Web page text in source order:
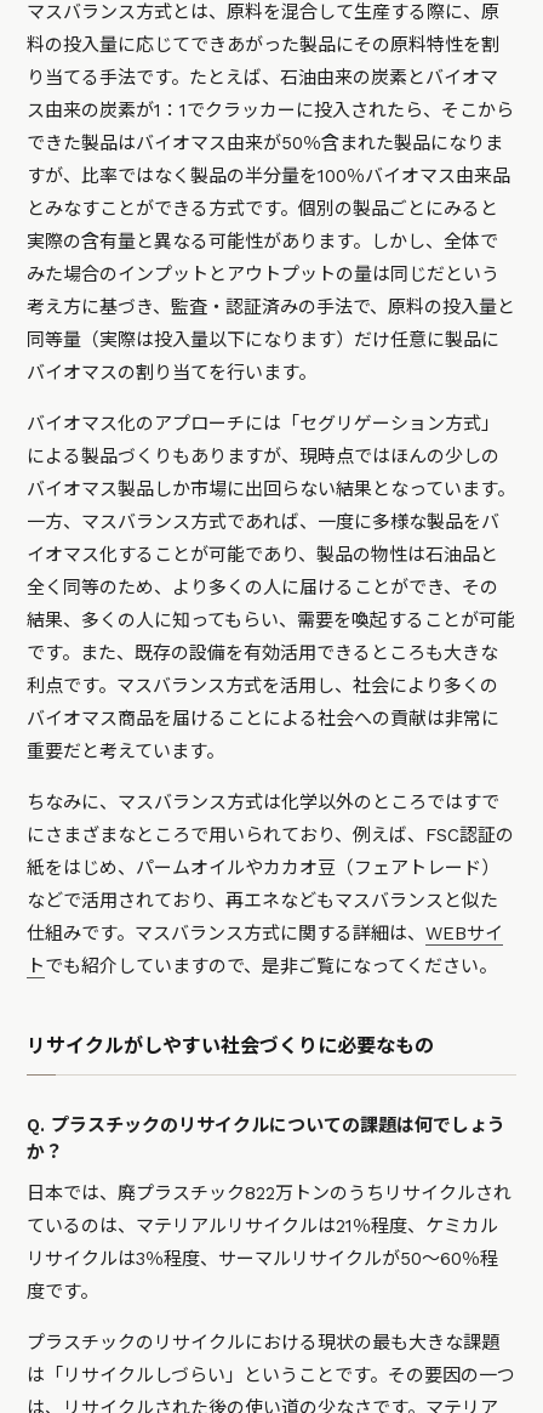
マスバランス方式とは、原料を混合して生産する際に、原
料の投入量に応じてできあがった製品にその原料特性を割
り当てる手法です。たとえば、石油由来の炭素とバイオマ
ス由来の炭素が1：1でクラッカーに投入されたら、そこから
できた製品はバイオマス由来が50％含まれた製品になりま
すが、比率ではなく製品の半分量を100％バイオマス由来品
とみなすことができる方式です。個別の製品ごとにみると
実際の含有量と異なる可能性があります。しかし、全体で
みた場合のインプットとアウトプットの量は同じだという
考え方に基づき、監査・認証済みの手法で、原料の投入量と
同等量（実際は投入量以下になります）だけ任意に製品に
バイオマスの割り当てを行います。
バイオマス化のアプローチには「セグリゲーション方式」
による製品づくりもありますが、現時点ではほんの少しの
バイオマス製品しか市場に出回らない結果となっています。
一方、マスバランス方式であれば、一度に多様な製品をバ
イオマス化することが可能であり、製品の物性は石油品と
全く同等のため、より多くの人に届けることができ、その
結果、多くの人に知ってもらい、需要を喚起することが可能
です。また、既存の設備を有効活用できるところも大きな
利点です。マスバランス方式を活用し、社会により多くの
バイオマス商品を届けることによる社会への貢献は非常に
重要だと考えています。
ちなみに、マスバランス方式は化学以外のところではすで
にさまざまなところで用いられており、例えば、FSC認証の
紙をはじめ、パームオイルやカカオ豆（フェアトレード）
などで活用されており、再エネなどもマスバランスと似た
仕組みです。マスバランス方式に関する詳細は、WEBサイ
トでも紹介していますので、是非ご覧になってください。
リサイクルがしやすい社会づくりに必要なもの
Q. プラスチックのリサイクルについての課題は何でしょう
か？
日本では、廃プラスチック822万トンのうちリサイクルされ
ているのは、マテリアルリサイクルは21％程度、ケミカル
リサイクルは3％程度、サーマルリサイクルが50〜60％程
度です。
プラスチックのリサイクルにおける現状の最も大きな課題
は「リサイクルしづらい」ということです。その要因の一つ
は、リサイクルされた後の使い道の少なさです。マテリア